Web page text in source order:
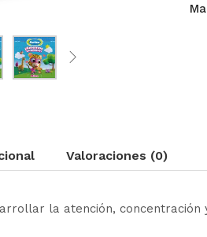
Valoraciones (0)
la atención,